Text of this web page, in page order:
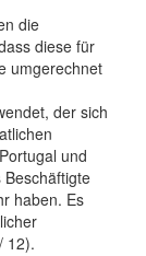
die
diese für
umgerechnet
der sich
und
haben. Es
12).